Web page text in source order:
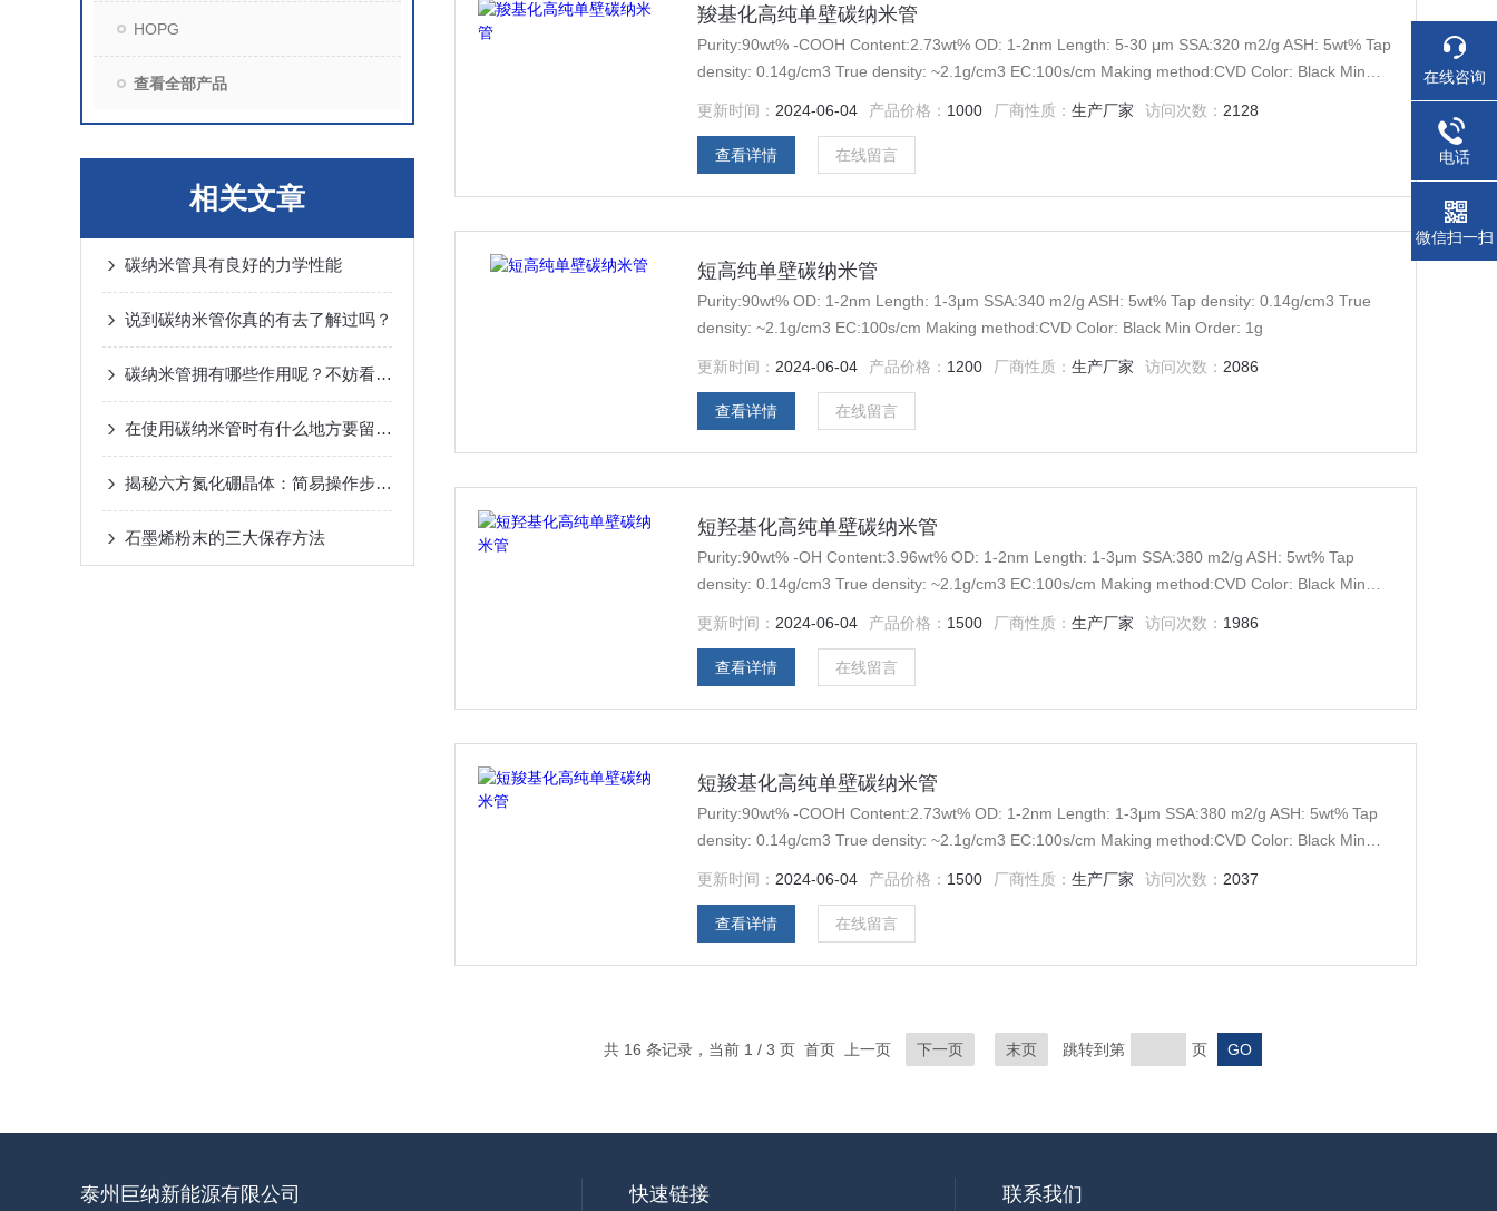
HOPG
查看全部产品
相关文章
碳纳米管具有良好的力学性能
说到碳纳米管你真的有去了解过吗？
碳纳米管拥有哪些作用呢？不妨看看下文
在使用碳纳米管时有什么地方要留意的呢？
揭秘六方氮化硼晶体：简易操作步骤大公开！
石墨烯粉末的三大保存方法
羧基化高纯单壁碳纳米管
Purity:90wt% -COOH Content:2.73wt% OD: 1-2nm Length: 5-30 μm SSA:320 m2/g ASH: 5wt% Tap
density: 0.14g/cm3 True density: ~2.1g/cm3 EC:100s/cm Making method:CVD Color: Black Min
更新时间： 2024-06-04 产品价格： 1000 厂商性质：生产厂家 访问次数： 2128
查看详情 在线留言
短高纯单壁碳纳米管
Purity:90wt% OD: 1-2nm Length: 1-3μm SSA:340 m2/g ASH: 5wt% Tap density: 0.14g/cm3 True
density: ~2.1g/cm3 EC:100s/cm Making method:CVD Color: Black Min Order: 1g
更新时间： 2024-06-04 产品价格： 1200 厂商性质：生产厂家 访问次数： 2086
查看详情 在线留言
短羟基化高纯单壁碳纳米管
Purity:90wt% -OH Content:3.96wt% OD: 1-2nm Length: 1-3μm SSA:380 m2/g ASH: 5wt% Tap
density: 0.14g/cm3 True density: ~2.1g/cm3 EC:100s/cm Making method:CVD Color: Black Min
更新时间： 2024-06-04 产品价格： 1500 厂商性质：生产厂家 访问次数： 1986
查看详情 在线留言
短羧基化高纯单壁碳纳米管
Purity:90wt% -COOH Content:2.73wt% OD: 1-2nm Length: 1-3μm SSA:380 m2/g ASH: 5wt% Tap
density: 0.14g/cm3 True density: ~2.1g/cm3 EC:100s/cm Making method:CVD Color: Black Min
更新时间： 2024-06-04 产品价格： 1500 厂商性质：生产厂家 访问次数： 2037
查看详情 在线留言
共 16 条记录，当前 1 / 3 页 首页 上一页 下一页 末页 跳转到第 页
泰州巨纳新能源有限公司 快速链接 联系我们
在线咨询
电话
微信扫一扫